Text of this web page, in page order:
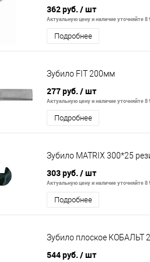
362 руб. / шт
Актуальную цену и наличие уточняйте 8
Подробнее
Зубило FIT 200мм
277 руб. / шт
Актуальную цену и наличие уточняйте 8
Подробнее
Зубило MATRIX 300*25
303 руб. / шт
Актуальную цену и наличие уточняйте 8
Подробнее
Зубило плоское КОБАЛЬТ
544 руб. / шт